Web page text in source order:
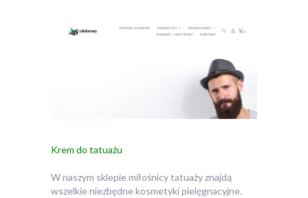
Krem do tatuażu
W naszym sklepie miłośnicy tatuaży znajdą
wszelkie niezbędne kosmetyki pielęgnacyjne.